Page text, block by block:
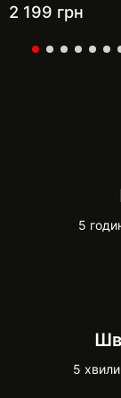
2 199 грн
5
5